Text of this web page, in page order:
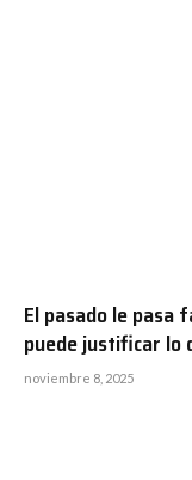
El pasado le pasa
puede justificar lo
noviembre 8, 2025